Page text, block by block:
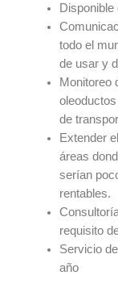
Disponible
todo el
de usar y
Monitoreo
de
Extender
áreas
serían
rentables.
requisito
Servicio
año